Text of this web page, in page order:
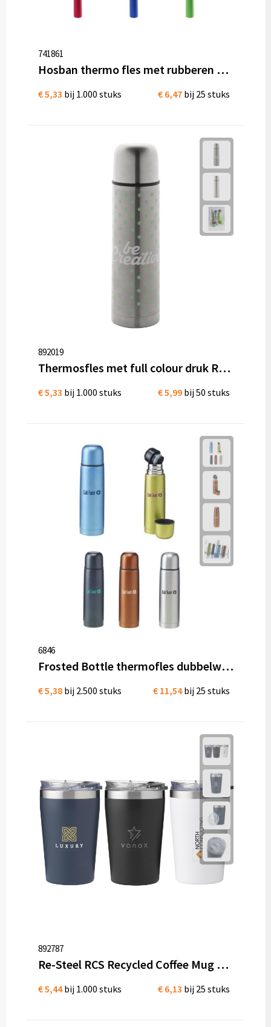
741861
Hosban thermo fles met rubberen afwerking rvs 500 ml
€ 5,33 bij 1.000 stuks € 6,47 bij 25 stuks
892019
Thermosfles met full colour druk RVS 500 ml
€ 5,33 bij 1.000 stuks € 5,99 bij 50 stuks
6846
Frosted Bottle thermofles dubbelwandig RVS 500 ml
€ 5,38 bij 2.500 stuks € 11,54 bij 25 stuks
892787
Re-Steel RCS Recycled Coffee Mug 380 ml thermosbeker bedrukken
€ 5,44 bij 1.000 stuks € 6,13 bij 25 stuks